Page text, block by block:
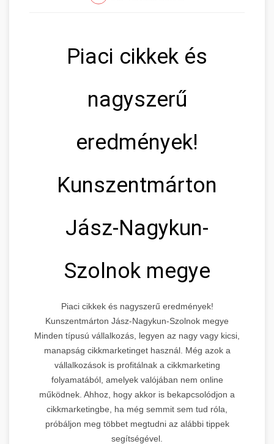
Piaci cikkek és
nagyszerű
eredmények!
Kunszentmárton
Jász-Nagykun-
Szolnok megye
Piaci cikkek és nagyszerű eredmények!
Kunszentmárton Jász-Nagykun-Szolnok megye
Minden típusú vállalkozás, legyen az nagy vagy kicsi,
manapság cikkmarketinget használ. Még azok a
vállalkozások is profitálnak a cikkmarketing
folyamatából, amelyek valójában nem online
működnek. Ahhoz, hogy akkor is bekapcsolódjon a
cikkmarketingbe, ha még semmit sem tud róla,
próbáljon meg többet megtudni az alábbi tippek
segítségével.